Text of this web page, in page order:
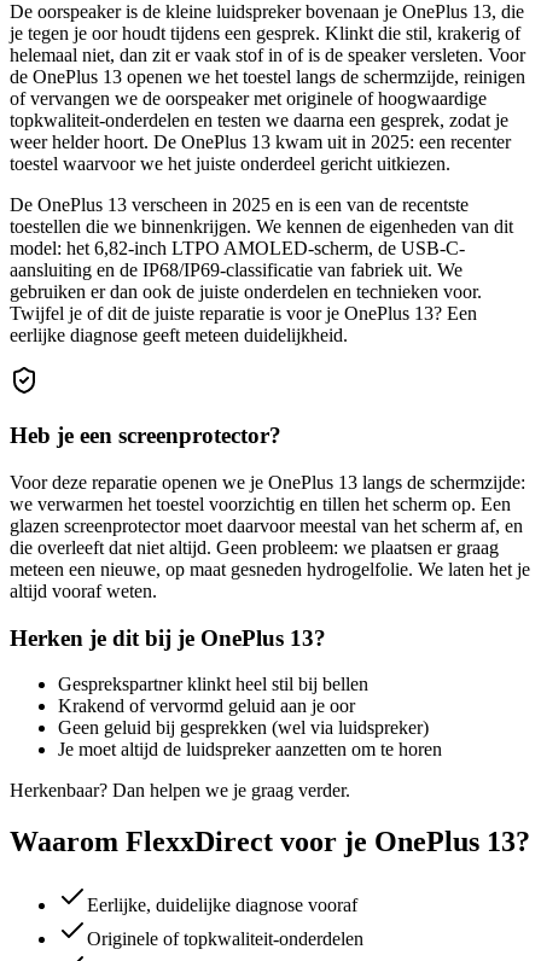
De oorspeaker is de kleine luidspreker bovenaan je OnePlus 13, die
je tegen je oor houdt tijdens een gesprek. Klinkt die stil, krakerig of
helemaal niet, dan zit er vaak stof in of is de speaker versleten. Voor
de OnePlus 13 openen we het toestel langs de schermzijde, reinigen
of vervangen we de oorspeaker met originele of hoogwaardige
topkwaliteit-onderdelen en testen we daarna een gesprek, zodat je
weer helder hoort. De OnePlus 13 kwam uit in 2025: een recenter
toestel waarvoor we het juiste onderdeel gericht uitkiezen.
De OnePlus 13 verscheen in 2025 en is een van de recentste
toestellen die we binnenkrijgen. We kennen de eigenheden van dit
model: het 6,82-inch LTPO AMOLED-scherm, de USB-C-
aansluiting en de IP68/IP69-classificatie van fabriek uit. We
gebruiken er dan ook de juiste onderdelen en technieken voor.
Twijfel je of dit de juiste reparatie is voor je OnePlus 13? Een
eerlijke diagnose geeft meteen duidelijkheid.
Heb je een screenprotector?
Voor deze reparatie openen we je OnePlus 13 langs de schermzijde:
we verwarmen het toestel voorzichtig en tillen het scherm op. Een
glazen screenprotector moet daarvoor meestal van het scherm af, en
die overleeft dat niet altijd. Geen probleem: we plaatsen er graag
meteen een nieuwe, op maat gesneden hydrogelfolie. We laten het je
altijd vooraf weten.
Herken je dit bij je OnePlus 13?
Gesprekspartner klinkt heel stil bij bellen
Krakend of vervormd geluid aan je oor
Geen geluid bij gesprekken (wel via luidspreker)
Je moet altijd de luidspreker aanzetten om te horen
Herkenbaar? Dan helpen we je graag verder.
Waarom FlexxDirect voor je OnePlus 13?
Eerlijke, duidelijke diagnose vooraf
Originele of topkwaliteit-onderdelen